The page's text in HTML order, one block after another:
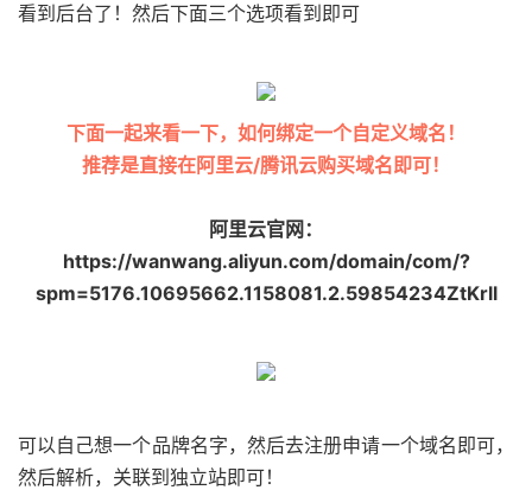
看到后台了！然后下面三个选项看到即可
下面一起来看一下，如何绑定一个自定义域名！
推荐是直接在阿里云/腾讯云购买域名即可！
阿里云官网：
https://wanwang.aliyun.com/domain/com/?
spm=5176.10695662.1158081.2.59854234ZtKrll
可以自己想一个品牌名字，然后去注册申请一个域名即可，
然后解析，关联到独立站即可！